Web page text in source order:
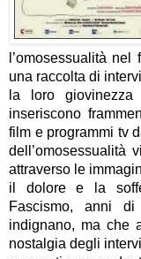
l’omosessualità nel
una raccolta di
la loro
inseriscono
film e programmi tv
dell’omosessualità
attraverso le
il dolore e la
Fascismo, anni
indignano, ma che
nostalgia degli